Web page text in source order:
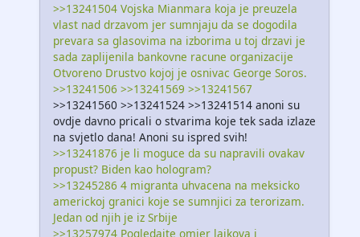
>>13241504 Vojska Mianmara koja je preuzela
vlast nad drzavom jer sumnjaju da se dogodila
prevara sa glasovima na izborima u toj drzavi je
sada zaplijenila bankovne racune organizacije
Otvoreno Drustvo kojoj je osnivac George Soros.
>>13241506 >>13241569 >>13241567
>>13241560 >>13241524 >>13241514 anoni su
ovdje davno pricali o stvarima koje tek sada izlaze
na svjetlo dana! Anoni su ispred svih!
>>13241876 je li moguce da su napravili ovakav
propust? Biden kao hologram?
>>13245286 4 migranta uhvacena na meksicko
americkoj granici koje se sumnjici za terorizam.
Jedan od njih je iz Srbije
>>13257974 Pogledajte omjer lajkova i